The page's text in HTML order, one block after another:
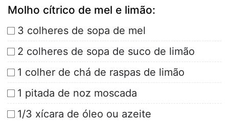
Molho cítrico de mel e limão:
3 colheres de sopa de mel
2 colheres de sopa de suco de limão
1 colher de chá de raspas de limão
1 pitada de noz moscada
1/3 xícara de óleo ou azeite